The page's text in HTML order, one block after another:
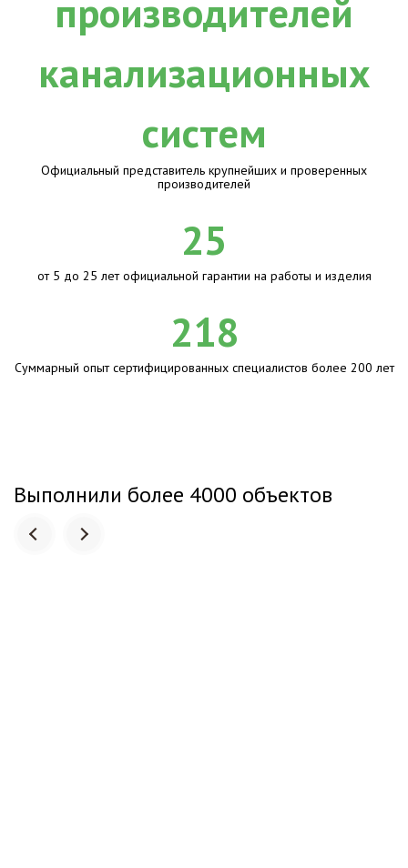
Официальный представитель крупнейших и проверенных
производителей
25
от 5 до 25 лет официальной гарантии на работы и изделия
218
Суммарный опыт сертифицированных специалистов более 200 лет
Выполнили более 4000 объектов